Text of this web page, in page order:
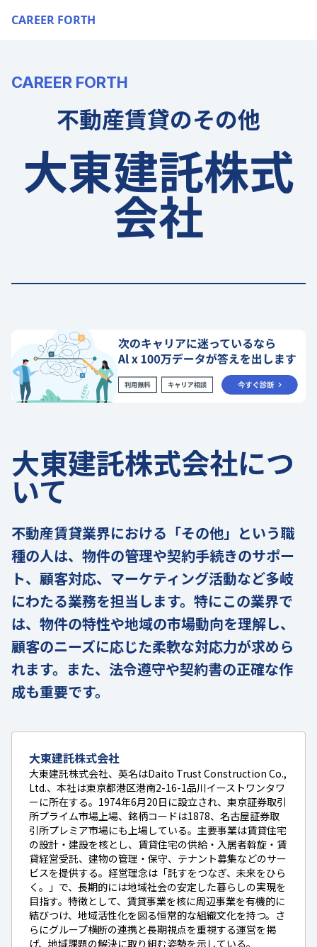
CAREER FORTH
CAREER FORTH
不動産賃貸のその他
大東建託株式
会社
大東建託株式会社につ
いて
不動産賃貸業界における「その他」という職
種の人は、物件の管理や契約手続きのサポー
ト、顧客対応、マーケティング活動など多岐
にわたる業務を担当します。特にこの業界で
は、物件の特性や地域の市場動向を理解し、
顧客のニーズに応じた柔軟な対応力が求めら
れます。また、法令遵守や契約書の正確な作
成も重要です。
大東建託株式会社
大東建託株式会社、英名はDaito Trust Construction Co.,
Ltd.、本社は東京都港区港南2-16-1品川イーストワンタワ
ーに所在する。1974年6月20日に設立され、東京証券取引
所プライム市場上場、銘柄コードは1878、名古屋証券取
引所プレミア市場にも上場している。主要事業は賃貸住宅
の設計・建設を核とし、賃貸住宅の供給・入居者斡旋・賃
貸経営受託、建物の管理・保守、テナント募集などのサー
ビスを提供する。経営理念は「託すをつなぎ、未来をひら
く。」で、長期的には地域社会の安定した暮らしの実現を
目指す。特徴として、賃貸事業を核に周辺事業を有機的に
結びつけ、地域活性化を図る恒常的な組織文化を持つ。さ
らにグループ横断の連携と長期視点を重視する運営を掲
げ、地域課題の解決に取り組む姿勢を示している。